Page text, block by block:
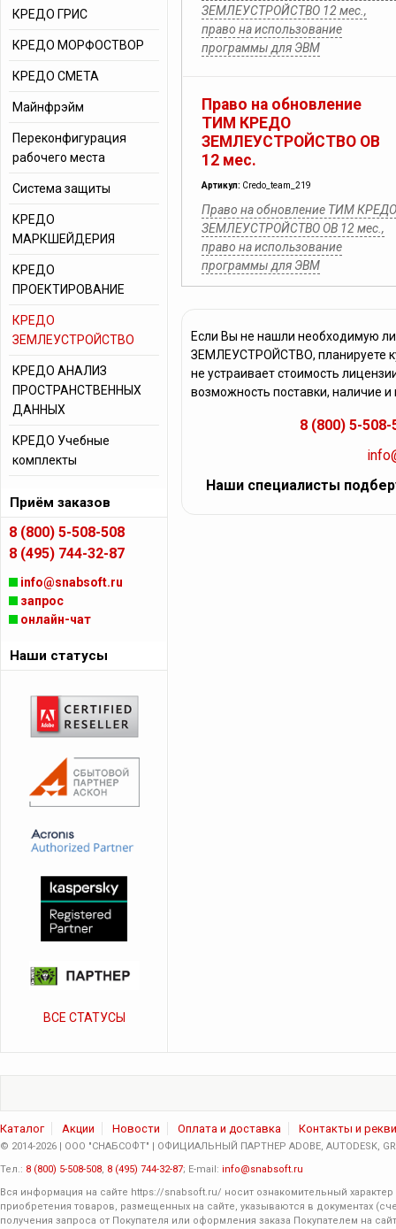
ЗЕМЛЕУСТРОЙСТВО 12 мес.,
право на использование
программы для ЭВМ
Право на обновление
ТИМ КРЕДО
ЗЕМЛЕУСТРОЙСТВО ОВ
12 мес.
Артикул: Credo_team_219
Право на обновление ТИМ КРЕДО
ЗЕМЛЕУСТРОЙСТВО ОВ 12 мес.,
право на использование
программы для ЭВМ
Если Вы не нашли необходимую
ЗЕМЛЕУСТРОЙСТВО, планируете
не устраивает стоимость
возможность поставки, наличие
8 (800) 5-508-
Наши специалисты
КРЕДО ГРИС
КРЕДО МОРФОСТВОР
КРЕДО СМЕТА
Майнфрэйм
Переконфигурация
рабочего места
Система защиты
КРЕДО
МАРКШЕЙДЕРИЯ
КРЕДО
ПРОЕКТИРОВАНИЕ
КРЕДО
ЗЕМЛЕУСТРОЙСТВО
КРЕДО АНАЛИЗ
ПРОСТРАНСТВЕННЫХ
ДАННЫХ
КРЕДО Учебные
комплекты
Приём заказов
8 (800) 5-508-508
8 (495) 744-32-87
info@snabsoft.ru
запрос
онлайн-чат
Наши статусы
ВСЕ СТАТУСЫ
Каталог Акции Новости Оплата и доставка Контакты и
© 2014-2026 | ООО "СНАБСОФТ" | ОФИЦИАЛЬНЫЙ ПАРТНЕР ADOBE, AUTODESK,
Тел.: 8 (800) 5-508-508, 8 (495) 744-32-87; E-mail: info@snabsoft.ru
Вся информация на сайте https://snabsoft.ru/ носит ознакомительный
приобретения товаров, размещенных на сайте, указываются в документах
получения запроса от Покупателя или оформления заказа Покупателем на